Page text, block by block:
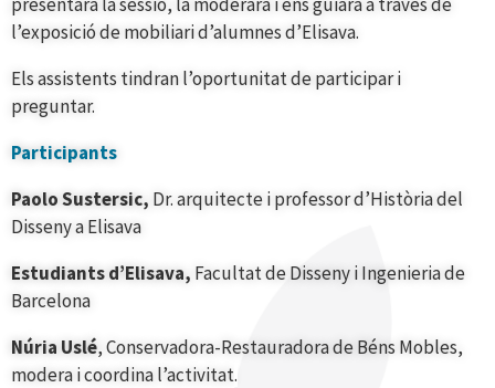
l’exposició de mobiliari d’alumnes d’Elisava.
Els assistents tindran l’oportunitat de participar i
preguntar.
Participants
Paolo Sustersic, Dr. arquitecte i professor d’Història del
Disseny a Elisava
Estudiants d’Elisava, Facultat de Disseny i Ingenieria de
Barcelona
Núria Uslé, Conservadora-Restauradora de Béns Mobles,
modera i coordina l’activitat.